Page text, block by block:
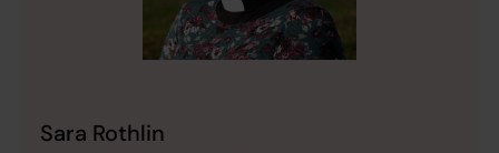
Sara Rothlin